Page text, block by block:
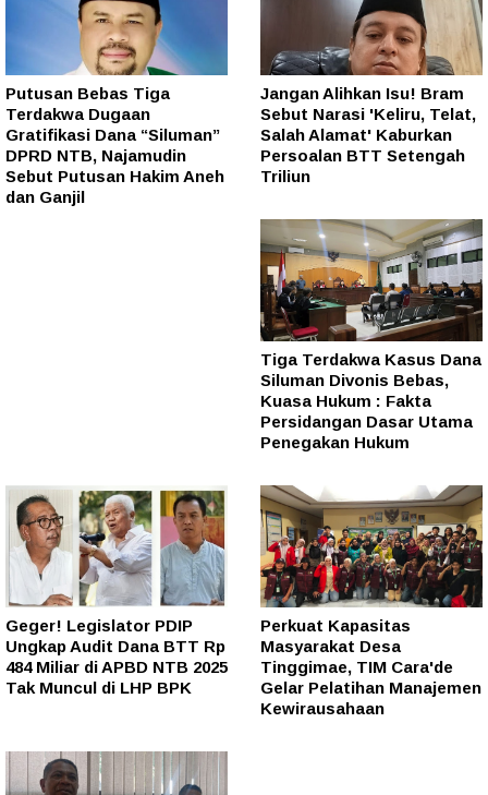
Putusan Bebas Tiga
Terdakwa Dugaan
Gratifikasi Dana “Siluman”
DPRD NTB, Najamudin
Sebut Putusan Hakim Aneh
dan Ganjil
Jangan Alihkan Isu! Bram
Sebut Narasi 'Keliru, Telat,
Salah Alamat' Kaburkan
Persoalan BTT Setengah
Triliun
Tiga Terdakwa Kasus Dana
Siluman Divonis Bebas,
Kuasa Hukum : Fakta
Persidangan Dasar Utama
Penegakan Hukum
Geger! Legislator PDIP
Ungkap Audit Dana BTT Rp
484 Miliar di APBD NTB 2025
Tak Muncul di LHP BPK
Perkuat Kapasitas
Masyarakat Desa
Tinggimae, TIM Cara'de
Gelar Pelatihan Manajemen
Kewirausahaan